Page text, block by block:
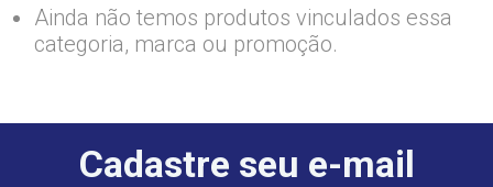
Ainda não temos produtos vinculados essa
categoria, marca ou promoção.
Cadastre seu e-mail